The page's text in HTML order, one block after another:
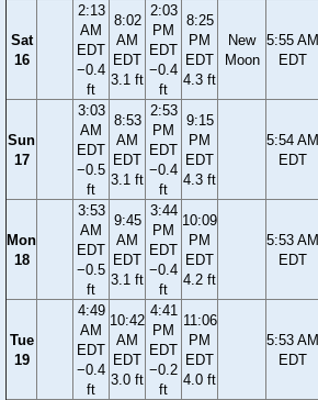
Sat
16
2:13
AM
EDT
−0.4
ft
8:02
AM
EDT
3.1 ft
2:03
PM
EDT
−0.4
ft
8:25
PM
EDT
4.3 ft
New
Moon
5:55 AM
EDT
Sun
17
3:03
AM
EDT
−0.5
ft
8:53
AM
EDT
3.1 ft
2:53
PM
EDT
−0.4
ft
9:15
PM
EDT
4.3 ft
5:54 AM
EDT
Mon
18
3:53
AM
EDT
−0.5
ft
9:45
AM
EDT
3.1 ft
3:44
PM
EDT
−0.4
ft
10:09
PM
EDT
4.2 ft
5:53 AM
EDT
Tue
19
4:49
AM
EDT
−0.4
ft
10:42
AM
EDT
3.0 ft
4:41
PM
EDT
−0.2
ft
11:06
PM
EDT
4.0 ft
5:53 AM
EDT